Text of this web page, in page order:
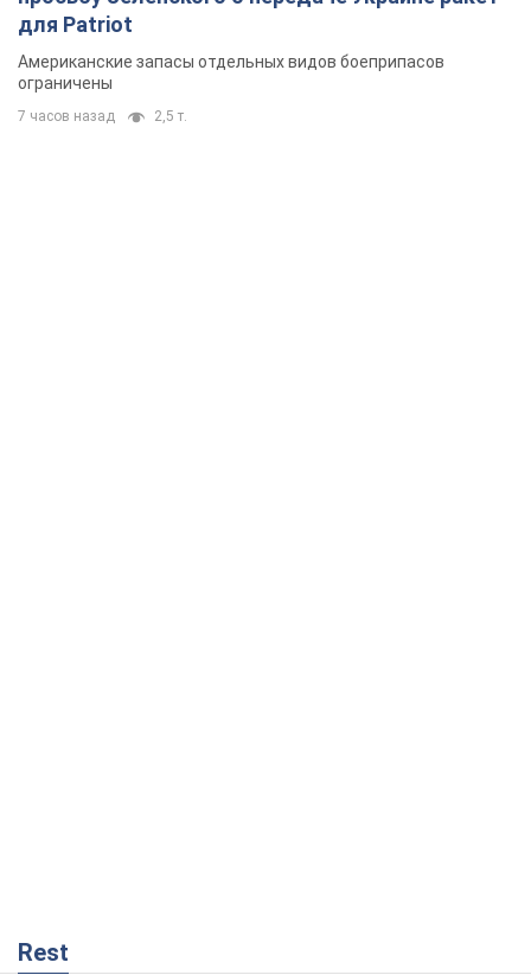
для Patriot
Американские запасы отдельных видов боеприпасов
ограничены
7 часов назад 2,5 т.
Rest